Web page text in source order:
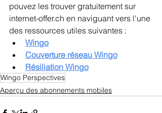
pouvez les trouver gratuitement sur
internet-offer.ch en naviguant vers l'une
des ressources utiles suivantes :
Wingo
Couverture réseau Wingo
Résiliation Wingo
Wingo Perspectives
Aperçu des abonnements mobiles